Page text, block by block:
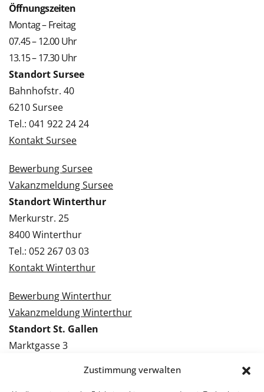
Zustimmung verwalten
Öffnungszeiten
Montag – Freitag
07.45 – 12.00 Uhr
13.15 – 17.30 Uhr
Standort Sursee
Bahnhofstr. 40
6210 Sursee
Tel.: 041 922 24 24
Kontakt Sursee
Bewerbung Sursee
Vakanzmeldung Sursee
Standort Winterthur
Merkurstr. 25
8400 Winterthur
Tel.: 052 267 03 03
Kontakt Winterthur
Bewerbung Winterthur
Vakanzmeldung Winterthur
Standort St. Gallen
Marktgasse 3